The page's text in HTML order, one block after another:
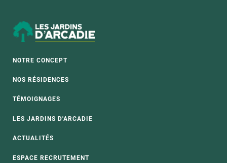
NOTRE CONCEPT
NOS RÉSIDENCES
TÉMOIGNAGES
LES JARDINS D'ARCADIE
ACTUALITÉS
ESPACE RECRUTEMENT